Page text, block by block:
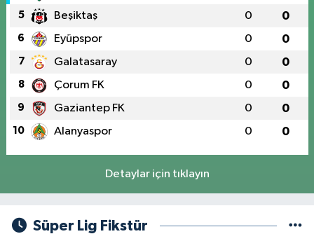
5 Beşiktaş 0 0
6 Eyüpspor 0 0
7 Galatasaray 0 0
8 Çorum FK 0 0
9 Gaziantep FK 0 0
10 Alanyaspor 0 0
Detaylar için tıklayın
Süper Lig Fikstür